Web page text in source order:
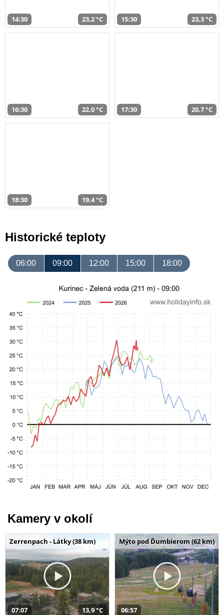
14:30 23,2 °C 15:30 23,3 °C
16:30 22,0 °C 17:30 20,7 °C
18:30 19,4 °C
Historické teploty
06:00 09:00 12:00 15:00 18:00
Kamery v okolí
Zerrenpach - Látky (38 km)
07:07 13,9 °C
Mýto pod Ďumbierom (62 km)
06:57